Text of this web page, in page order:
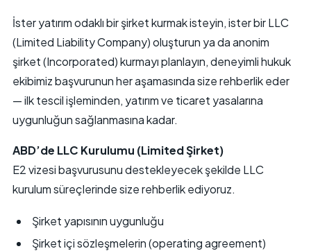
İster yatırım odaklı bir şirket kurmak isteyin, ister bir LLC
(Limited Liability Company) oluşturun ya da anonim
şirket (Incorporated) kurmayı planlayın, deneyimli hukuk
ekibimiz başvurunun her aşamasında size rehberlik eder
— ilk tescil işleminden, yatırım ve ticaret yasalarına
uygunluğun sağlanmasına kadar.
ABD’de LLC Kurulumu (Limited Şirket)
E2 vizesi başvurusunu destekleyecek şekilde LLC
kurulum süreçlerinde size rehberlik ediyoruz.
Şirket yapısının uygunluğu
Şirket içi sözleşmelerin (operating agreement)